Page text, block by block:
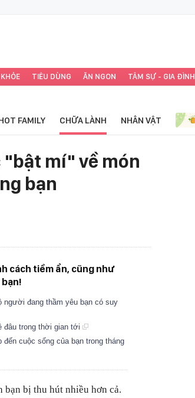
TIÊU DÙNG ĂN NGON TÂM SỰ - GIA ĐÌNH
FAMILY CHỮA LÀNH NHÂN VẬT
"bật mí" về món
bạn
cách tiềm ẩn, cũng như
người đang thầm yêu bạn có suy
đâu trong thời gian tới
đến cuộc sống của bạn trong tháng
bị thu hút nhiều hơn cả.